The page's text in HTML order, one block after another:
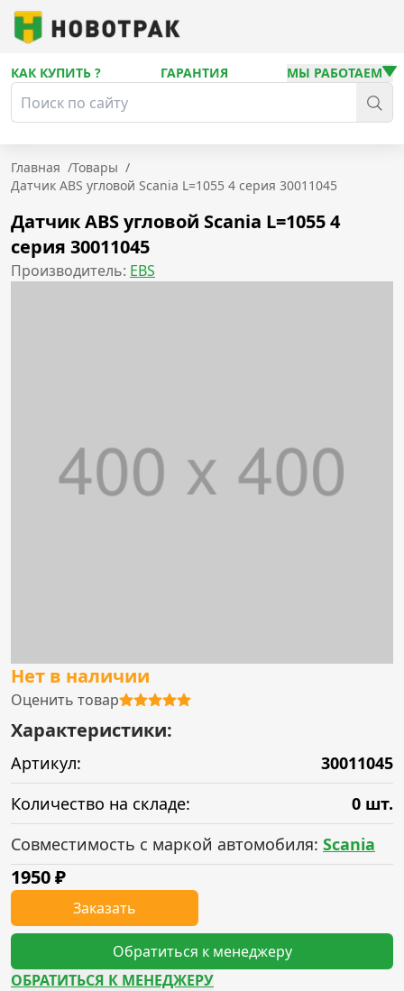
КАК КУПИТЬ ? ГАРАНТИЯ МЫ РАБОТАЕМ
Главная /Товары /
Датчик ABS угловой Scania L=1055 4 серия 30011045
Датчик ABS угловой Scania L=1055 4
серия 30011045
Производитель: EBS
Нет в наличии
Оценить товар
Характеристики:
Артикул:
30011045
Количество на складе:
0 шт.
Совместимость с маркой автомобиля: Scania
1950₽
Заказать
Обратиться к менеджеру
ОБРАТИТЬСЯ К МЕНЕДЖЕРУ